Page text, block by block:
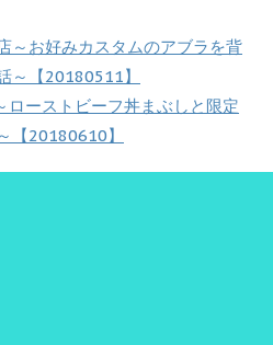
～お好みカスタムのアブラを背
～【20180511】
ーストビーフ丼まぶしと限定
【20180610】